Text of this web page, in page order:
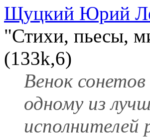
Щуцкий Юрий
"Стихи, пьесы,
(133k,6)
Венок
одному из
исполнителей